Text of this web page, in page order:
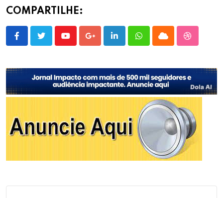
COMPARTILHE:
YoutubeGoogle+LinkedInWhatsappCloud